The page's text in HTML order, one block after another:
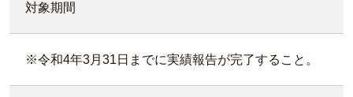
対象期間
※令和4年3月31日までに実績報告が完了すること。